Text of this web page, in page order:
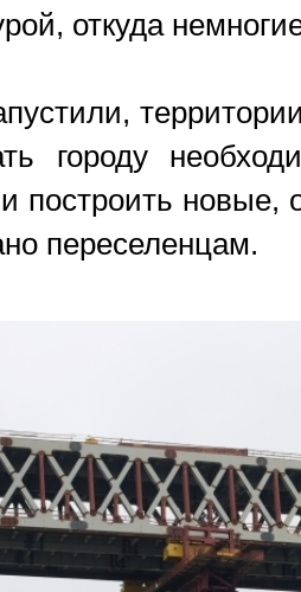
откуда
городу
построить новые,
переселенцам.